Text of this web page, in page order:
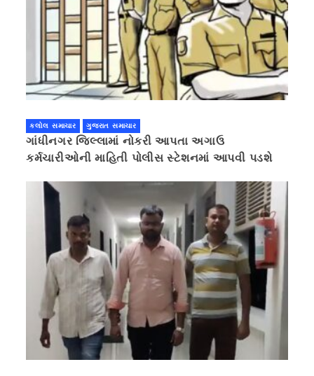
કલોલ સમાચાર ગુજરાત સમાચાર
ગાંધીનગર જિલ્લામાં નોકરી આપતા અગાઉ
કર્મચારીઓની માહિતી પોલીસ સ્ટેશનમાં આપવી પડશે